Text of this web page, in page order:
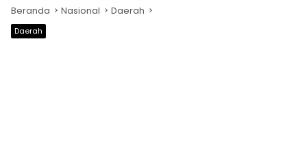
Beranda Nasional Daerah
Daerah